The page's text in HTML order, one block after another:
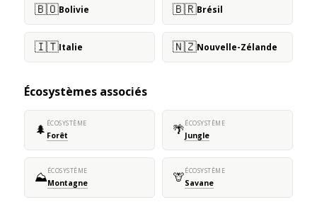
🇧🇴Bolivie 🇧🇷Brésil
🇮🇹Italie 🇳🇿Nouvelle-Zélande
Écosystèmes associés
🌲 ÉCOSYSTÈME
Forêt 🌴ÉCOSYSTÈME
Jungle
⛰️ÉCOSYSTÈME
Montagne 🦒ÉCOSYSTÈME
Savane